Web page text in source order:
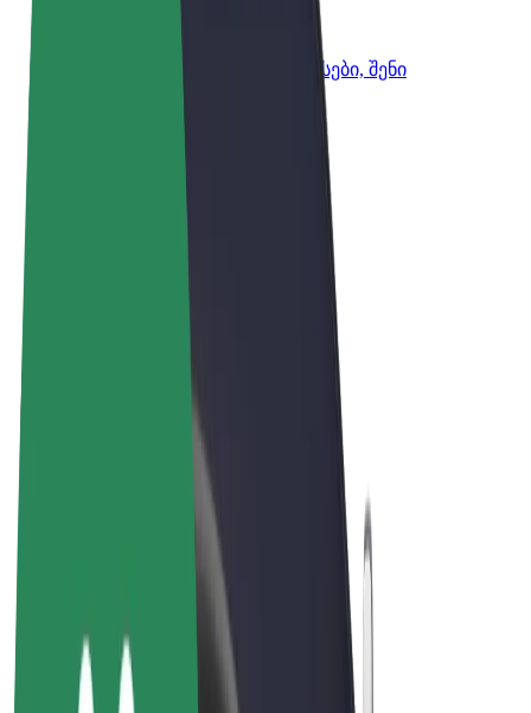
Bolt-ის პროდუქტები და სერვისები, შენი
Bolt ბიზნესისთვის